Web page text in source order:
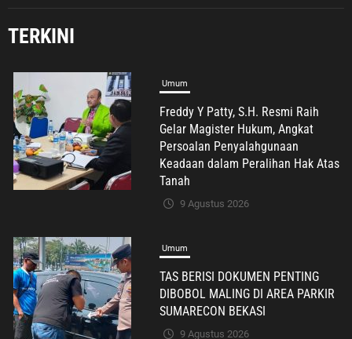
TERKINI
Umum
TAS BERISI DOKUMEN PENTING
DIBOBOL MALING DI AREA PARKIR
SUMARECON BEKASI
9 Agustus 2026
Gebyar HUT RI ke-81 RW
01Kelurahan Mekarjaya Dimulai
dengan Sepakbola Usia SD